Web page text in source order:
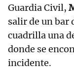
Guardia Civil,
salir de un bar
cuadrilla una
donde se
incidente.